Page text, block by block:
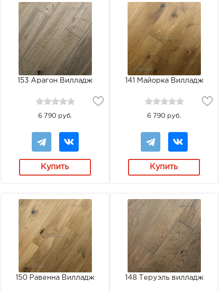
153 Арагон Вилладж
6 790 руб.
Купить
141 Майорка Вилладж
6 790 руб.
Купить
150 Равенна Вилладж 148 Теруэль вилладж